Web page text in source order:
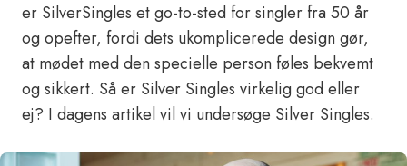
er SilverSingles et go-to-sted for singler fra 50 år
og opefter, fordi dets ukomplicerede design gør,
at mødet med den specielle person føles bekvemt
og sikkert. Så er Silver Singles virkelig god eller
ej? I dagens artikel vil vi undersøge Silver Singles.